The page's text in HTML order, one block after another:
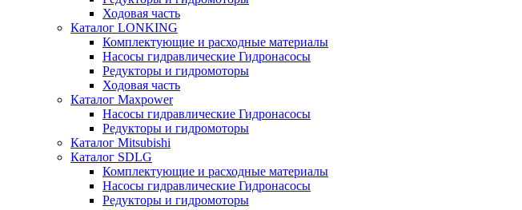
Ходовая часть
Каталог LONKING
Комплектующие и расходные материалы
Насосы гидравлические Гидронасосы
Редукторы и гидромоторы
Ходовая часть
Каталог Maxpower
Насосы гидравлические Гидронасосы
Редукторы и гидромоторы
Каталог Mitsubishi
Каталог SDLG
Комплектующие и расходные материалы
Насосы гидравлические Гидронасосы
Редукторы и гидромоторы